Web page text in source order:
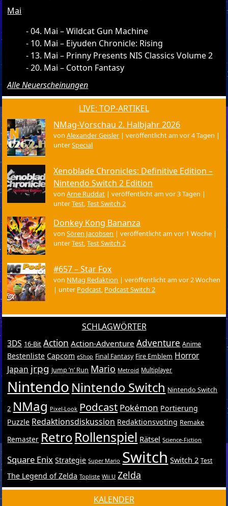
Mai
04. Mai – Wildcat Gun Machine
10. Mai – Eiyuden Chronicle: Rising
13. Mai – Prinny Presents NIS Classics Volume 2
20. Mai – Cotton Fantasy
Alle Neuerscheinungen
LIVE: TOP-ARTIKEL
NMag-Vorschau 2. Halbjahr 2026
vonAlexander Geisler |veröffentlicht am vor 4 Tagen |
unterSpecial
Xenoblade Chronicles: Definitive Edition –
Nintendo Switch 2 Edition
vonArne Ruddat |veröffentlicht am vor 3 Tagen |
unterTest,Test Switch 2
Donkey Kong Bananza
vonSören Jacobsen |veröffentlicht am vor 1 Woche |
unterTest,Test Switch 2
#657 – Star Fox
von NMag Redaktion |veröffentlicht am vor 2 Wochen
| unter Podcast, Podcast Switch 2
SCHLAGWÖRTER
3DS 16-Bit Action Action-Adventure Adventure Anime
Bestenliste Capcom eShop Final Fantasy Fire Emblem Horror
Japan jrpg Jump ’n’ Run Mario Metroid Multiplayer
Nintendo Nintendo Switch Nintendo Switch
2 NMag Pixel-Look Podcast Pokémon Portierung
Puzzle Redaktionsdiskussion Redaktionsvoting Remake
Remaster RetroRollenspiel Rätsel Science-Fiction
Square Enix Strategie Super Mario Switch Switch 2 Test
The Legend of Zelda Topliste Wii U Zelda
KALENDER